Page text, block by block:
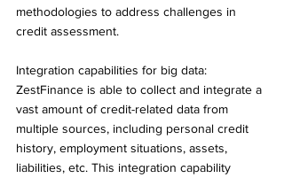
methodologies to address challenges in
credit assessment.
Integration capabilities for big data:
ZestFinance is able to collect and integrate a
vast amount of credit-related data from
multiple sources, including personal credit
history, employment situations, assets,
liabilities, etc. This integration capability